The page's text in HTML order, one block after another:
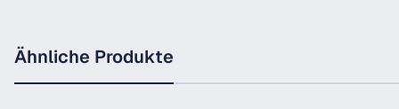
Ähnliche Produkte